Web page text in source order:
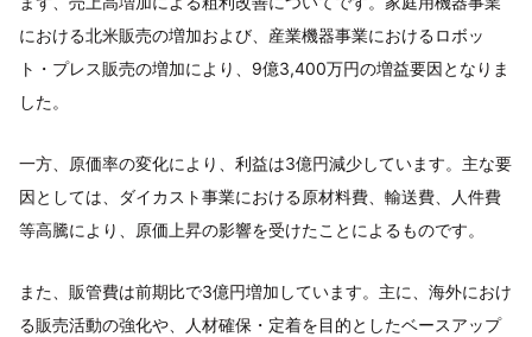
における北米販売の増加および、産業機器事業におけるロボッ
ト・プレス販売の増加により、9億3,400万円の増益要因となりま
した。
一方、原価率の変化により、利益は3億円減少しています。主な要
因としては、ダイカスト事業における原材料費、輸送費、人件費
等高騰により、原価上昇の影響を受けたことによるものです。
また、販管費は前期比で3億円増加しています。主に、海外におけ
る販売活動の強化や、人材確保・定着を目的としたベースアップ